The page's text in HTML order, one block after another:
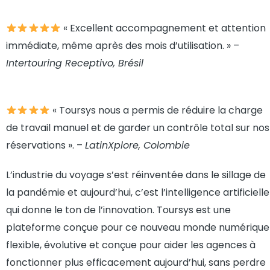
« Excellent accompagnement et attention
immédiate, même après des mois d’utilisation. » –
Intertouring Receptivo, Brésil
« Toursys nous a permis de réduire la charge
de travail manuel et de garder un contrôle total sur nos
réservations ». – LatinXplore, Colombie
L’industrie du voyage s’est réinventée dans le sillage de
la pandémie et aujourd’hui, c’est l’intelligence artificielle
qui donne le ton de l’innovation. Toursys est une
plateforme conçue pour ce nouveau monde numérique
flexible, évolutive et conçue pour aider les agences à
fonctionner plus efficacement aujourd’hui, sans perdre